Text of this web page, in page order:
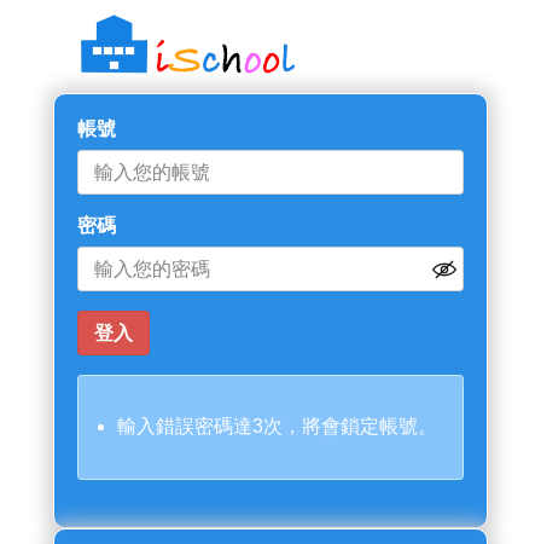
帳號
密碼
輸入錯誤密碼達3次，將會鎖定帳號。